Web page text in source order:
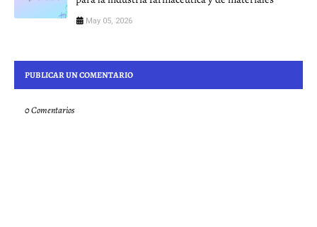
May 05, 2026
PUBLICAR UN COMENTARIO
0 Comentarios